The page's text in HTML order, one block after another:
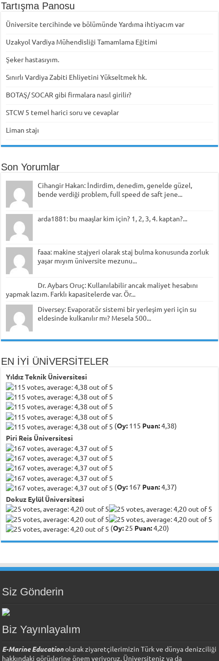
Tartışma Panosu
Üniversite tercihinde ve bölümünde Yardıma ihtiyacım var
Uzakyol Vardiya Mühendisliği Tamamlama Eğitimi
Şeker hastasıyım.
Sınırlı Vardiya Zabiti Ehliyetini Yükseltmek hk.
BOTAŞ/ SOCAR gibi firmalara nasıl girilir?
STCW 5 temel harici soru ve cevaplar
Liman stajı
Son Yorumlar
Cihangir Hakan: İndirdim, denedim, genelde güzel,
bende verdiği problem, full speed de saft jene...
arda1881: bu maaşlar kim için? 1, 2, 3, 4. kaptan?...
faaa: makine stajyeri olarak staj bulma konusunda zorluk
yaşar mıyım üniversite mezunu...
Dr. Aybars Oruç: Kullanılabilir ancak maliyet hesabını
yapmak lazım. Farklı kapasitelerde var. Ör...
Diversey: Evaporatör sistemi bir yerleşim yeri için su
eldesinde kulkanılır mı? Mesela 500...
EN İYİ ÜNİVERSİTELER
Yıldız Teknik Üniversitesi
(Oy: 115 Puan:4,38)
Piri Reis Üniversitesi
(Oy: 167 Puan:4,37)
Dokuz Eylül Üniversitesi
(Oy: 25 Puan:4,20)
Siz Gönderin
Biz Yayınlayalım
E-Marine Educationolarak ziyaretçilerimizin Türk ve dünya denizciliği
hakkındaki görüşlerine önem veriyoruz. Üniversiteniz ya da